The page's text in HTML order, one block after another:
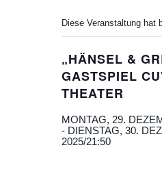
Diese Veranstaltung hat
„HÄNSEL &
GASTSPIEL
THEATER
MONTAG, 29.
- DIENSTAG, 30.
2025/21:50